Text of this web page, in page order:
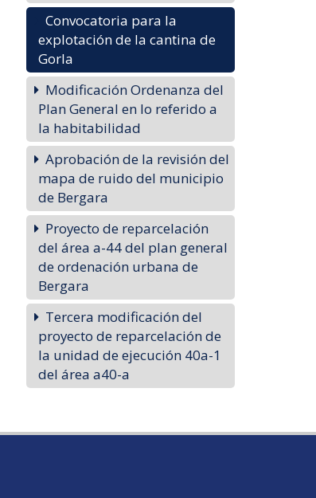
Convocatoria para la
explotación de la cantina de
Gorla
Modificación Ordenanza del
Plan General en lo referido a
la habitabilidad
Aprobación de la revisión del
mapa de ruido del municipio
de Bergara
Proyecto de reparcelación
del área a-44 del plan general
de ordenación urbana de
Bergara
Tercera modificación del
proyecto de reparcelación de
la unidad de ejecución 40a-1
del área a40-a